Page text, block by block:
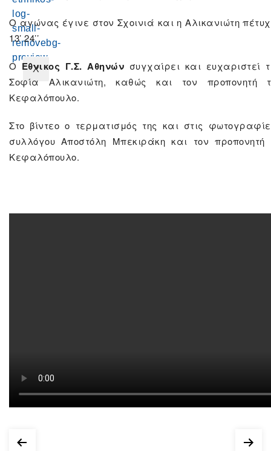
X
Ο αγώνας έγινε στον Σχοινιά και η Αλικανιώτη
13’ 24’’.
Ο Εθνικος Γ.Σ. Αθηνών συγχαίρει και ευχαριστεί
Σοφία Αλικανιώτη, καθώς και τον προπονητή
Κεφαλόπουλο.
Στο βίντεο ο τερματισμός της και στις
συλλόγου Αποστόλη Μπεκιράκη και τον
Κεφαλόπουλο.